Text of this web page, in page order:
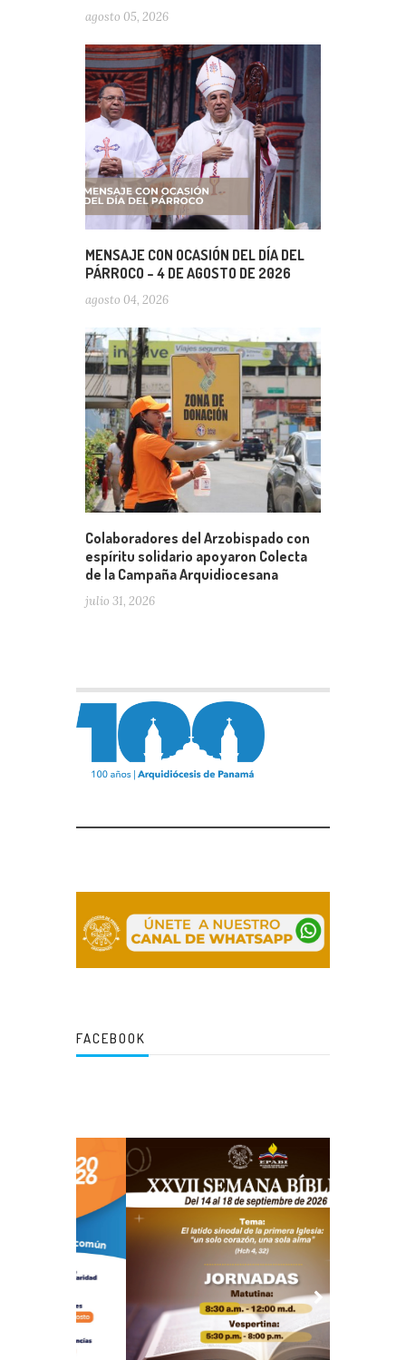
agosto 05, 2026
MENSAJE CON OCASIÓN DEL DÍA DEL
PÁRROCO – 4 DE AGOSTO DE 2026
agosto 04, 2026
Colaboradores del Arzobispado con
espíritu solidario apoyaron Colecta
de la Campaña Arquidiocesana
julio 31, 2026
FACEBOOK